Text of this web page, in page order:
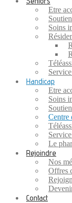
Etre
Soins
Handicap
Etre
Soins
Centre
Le
Rejoindre
Nos
Offres
Contact